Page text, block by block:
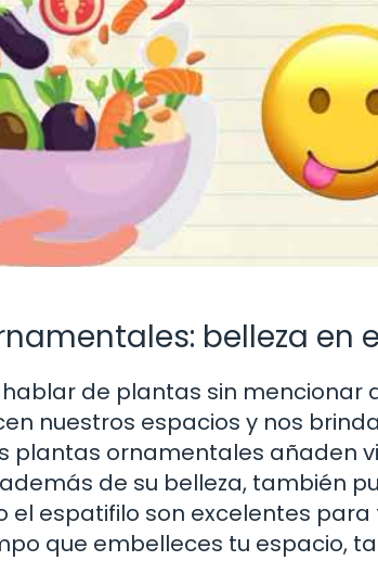
belleza en
de plantas sin mencionar
nuestros espacios y nos
plantas ornamentales añaden
de su belleza, también
el espatifilo son excelentes
que embelleces tu espacio,